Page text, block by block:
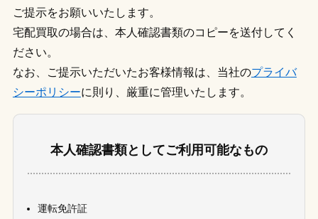
ご提示をお願いいたします。
宅配買取の場合は、本人確認書類のコピーを送付してく
ださい。
なお、ご提示いただいたお客様情報は、当社のプライバ
シーポリシーに則り、厳重に管理いたします。
本人確認書類としてご利用可能なもの
運転免許証